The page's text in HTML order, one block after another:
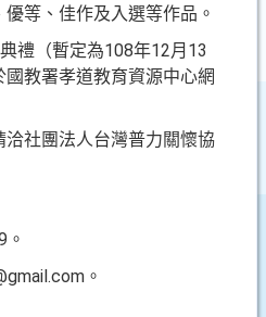
等、佳作及入選等作品。
禮（暫定為108年12月13
教署孝道教育資源中心網
社團法人台灣普力關懷協
。